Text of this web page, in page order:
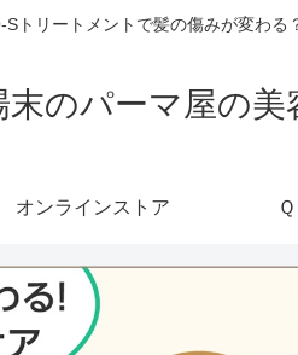
Sトリートメントで髪の傷みが変わ
末のパーマ屋の美
オンラインストア